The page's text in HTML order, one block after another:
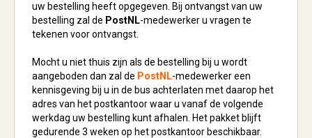
uw bestelling heeft opgegeven. Bij ontvangst van uw
bestelling zal de PostNL-medewerker u vragen te
tekenen voor ontvangst.
Mocht u niet thuis zijn als de bestelling bij u wordt
aangeboden dan zal de PostNL-medewerker een
kennisgeving bij u in de bus achterlaten met daarop het
adres van het postkantoor waar u vanaf de volgende
werkdag uw bestelling kunt afhalen. Het pakket blijft
gedurende 3 weken op het postkantoor beschikbaar.